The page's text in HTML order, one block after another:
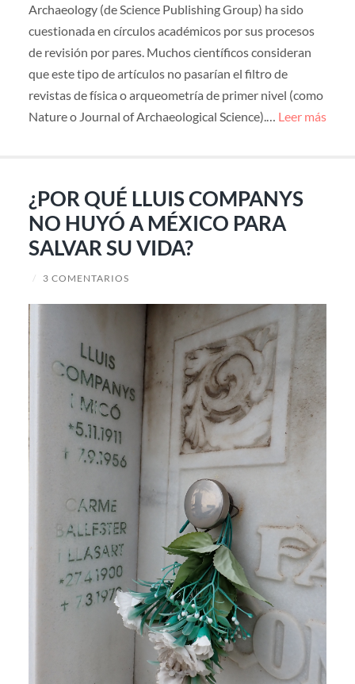
Archaeology (de Science Publishing Group) ha sido
cuestionada en círculos académicos por sus procesos
de revisión por pares. Muchos científicos consideran
que este tipo de artículos no pasarían el filtro de
revistas de física o arqueometría de primer nivel (como
Nature o Journal of Archaeological Science).… Leer más
¿POR QUÉ LLUIS COMPANYS
NO HUYÓ A MÉXICO PARA
SALVAR SU VIDA?
/ 3 COMENTARIOS